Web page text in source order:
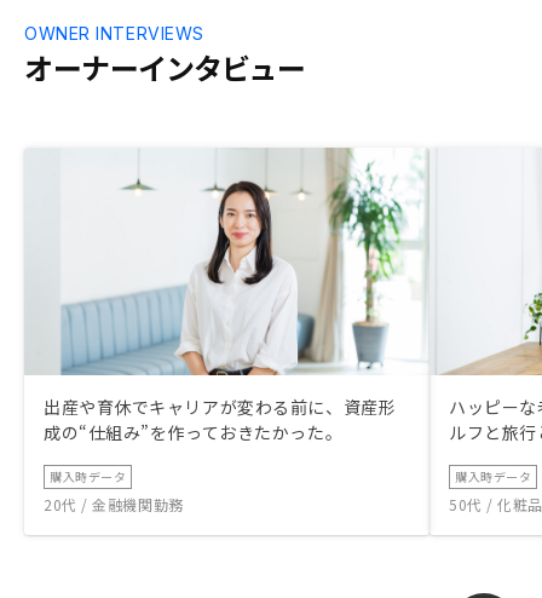
オーナーインタビュー
OWNER INTERVIEWS
出産や育休でキャリアが変わる前に、資産形
成の“仕組み”を作っておきたかった。
購入時データ
20代 / 金融機関勤務
ハッピー
ルフと旅
購入時データ
50代 / 化粧